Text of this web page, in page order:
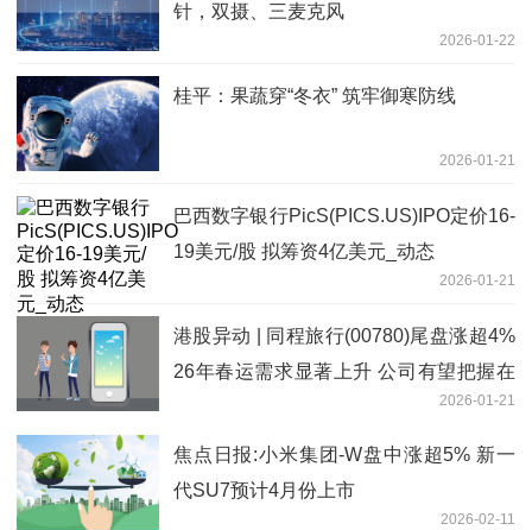
针，双摄、三麦克风
2026-01-22
桂平：果蔬穿“冬衣” 筑牢御寒防线
2026-01-21
巴西数字银行PicS(PICS.US)IPO定价16-
19美元/股 拟筹资4亿美元_动态
2026-01-21
港股异动 | 同程旅行(00780)尾盘涨超4%
26年春运需求显著上升 公司有望把握在
2026-01-21
焦点日报:小米集团-W盘中涨超5% 新一
代SU7预计4月份上市
2026-02-11